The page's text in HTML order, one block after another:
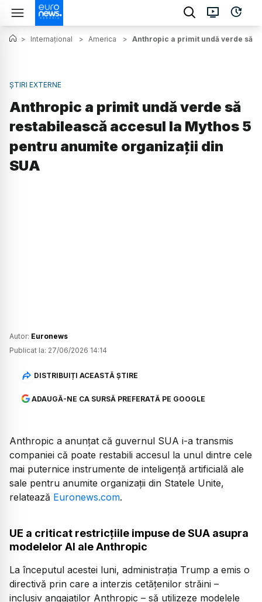
> Internațional > America > Anthropic a primit undă verde să
ȘTIRI EXTERNE
Anthropic a primit undă verde să
restabilească accesul la Mythos 5
pentru anumite organizații din
SUA
Autor: Euronews
Publicat la: 27/06/2026 14:14
DISTRIBUIȚI ACEASTĂ ȘTIRE
ADAUGĂ-NE CA SURSĂ PREFERATĂ PE GOOGLE
Anthropic a anunțat că guvernul SUA i-a transmis
companiei că poate restabili accesul la unul dintre cele
mai puternice instrumente de inteligență artificială ale
sale pentru anumite organizații din Statele Unite,
relatează Euronews.com.
UE a criticat restricțiile impuse de SUA asupra
modelelor AI ale Anthropic
La începutul acestei luni, administrația Trump a emis o
directivă prin care a interzis cetățenilor străini –
inclusiv angajaților Anthropic – să utilizeze modelele